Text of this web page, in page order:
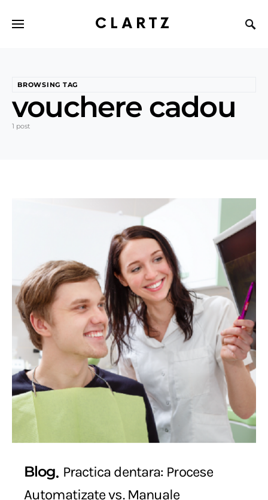
CLARTZ
BROWSING TAG
vouchere cadou
1 post
Blog Practica dentara: Procese
Automatizate vs. Manuale